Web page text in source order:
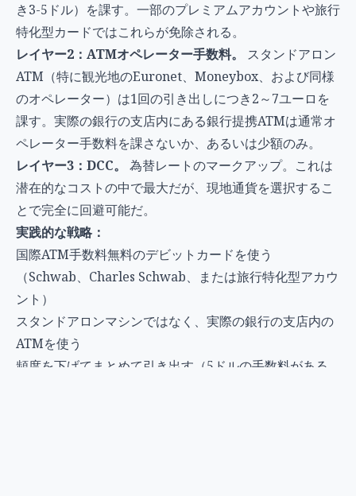
き3-5ドル）を課す。一部のプレミアムアカウントや旅行
特化型カードではこれらが免除される。
レイヤー2：ATMオペレーター手数料。
スタンドアロン
ATM（特に観光地のEuronet、Moneybox、および同様
のオペレーター）は1回の引き出しにつき2～7ユーロを
課す。実際の銀行の支店内にある銀行提携ATMは通常オ
ペレーター手数料を課さないか、あるいは少額のみ。
レイヤー3：DCC。
為替レートのマークアップ。これは
潜在的なコストの中で最大だが、現地通貨を選択するこ
とで完全に回避可能だ。
実践的な戦略：
国際ATM手数料無料のデビットカードを使う
（Schwab、Charles Schwab、または旅行特化型アカウ
ント）
スタンドアロンマシンではなく、実際の銀行の支店内の
ATMを使う
頻度を下げてまとめて引き出す（5ドルの手数料がある